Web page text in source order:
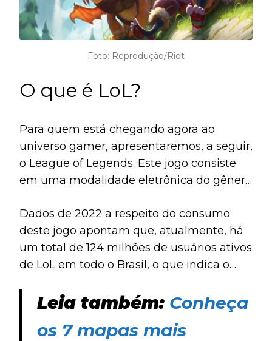
Foto: Reprodução/Riot
O que é LoL?
Para quem está chegando agora ao
universo gamer, apresentaremos, a seguir,
o League of Legends. Este jogo consiste
em uma modalidade eletrônica do gênero
Dados de 2022 a respeito do consumo
deste jogo apontam que, atualmente, há
um total de 124 milhões de usuários ativos
de LoL em todo o Brasil, o que indica o
país.Leia também: Conheça
os 7 mapas mais